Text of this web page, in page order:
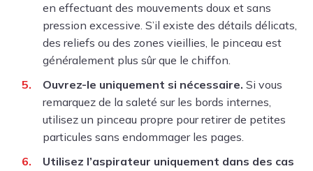
en effectuant des mouvements doux et sans
pression excessive. S’il existe des détails délicats,
des reliefs ou des zones vieillies, le pinceau est
généralement plus sûr que le chiffon.
Ouvrez-le uniquement si nécessaire. Si vous
remarquez de la saleté sur les bords internes,
utilisez un pinceau propre pour retirer de petites
particules sans endommager les pages.
Utilisez l’aspirateur uniquement dans des cas